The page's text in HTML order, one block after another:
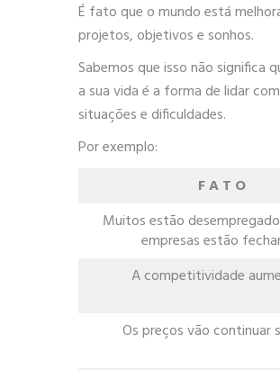
É fato que o mundo está
projetos, objetivos e sonhos.
Sabemos que isso não
a sua vida é a forma de lidar
situações e dificuldades.
Por exemplo:
F A T O
Muitos estão
empresas estão
A competitividade
Os preços vão continuar